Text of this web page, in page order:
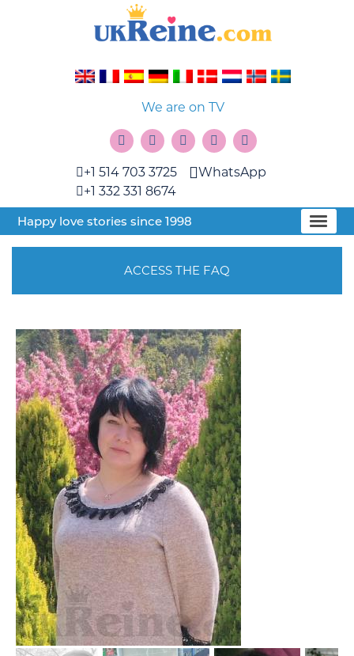
We are on TV
+1 514 703 3725
+1 332 331 8674
WhatsApp
Happy love stories since 1998
ACCESS THE FAQ